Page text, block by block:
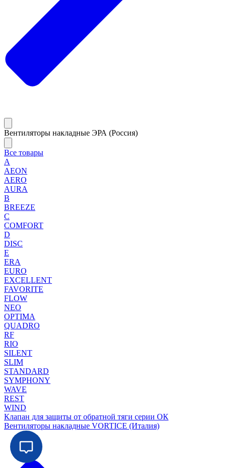
Вентиляторы накладные ЭРА (Россия)
Все товары
A
AEON
AERO
AURA
B
BREEZE
C
COMFORT
D
DISC
E
ERA
EURO
EXCELLENT
FAVORITE
FLOW
NEO
OPTIMA
QUADRO
RF
RIO
SILENT
SLIM
STANDARD
SYMPHONY
WAVE
REST
WIND
Клапан для защиты от обратной тяги серии ОК
Вентиляторы накладные VORTICE (Италия)